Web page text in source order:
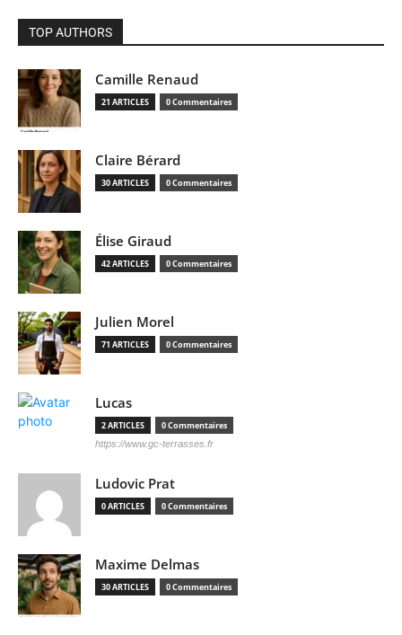
TOP AUTHORS
Camille Renaud
21 ARTICLES 0 Commentaires
Claire Bérard
30 ARTICLES 0 Commentaires
Élise Giraud
42 ARTICLES 0 Commentaires
Julien Morel
71 ARTICLES 0 Commentaires
Lucas
2 ARTICLES 0 Commentaires
https://www.gc-terrasses.fr
Ludovic Prat
0 ARTICLES 0 Commentaires
Maxime Delmas
30 ARTICLES 0 Commentaires